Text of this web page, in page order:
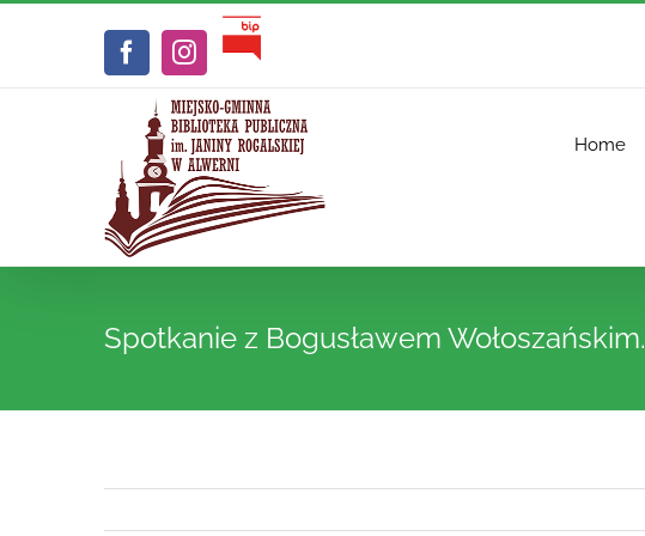
FacebookInstagram
Biuletyn
Publicznej
Home
Spotkanie z Bogusławem Wołoszańskim.